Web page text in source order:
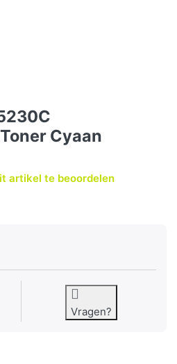
Cyaan
artikel te beoordelen
Vragen?